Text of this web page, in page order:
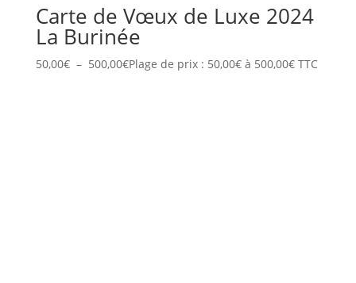
Carte de Vœux de Luxe 2024
La Burinée
50,00€ – 500,00€Plage de prix : 50,00€ à 500,00€ TTC